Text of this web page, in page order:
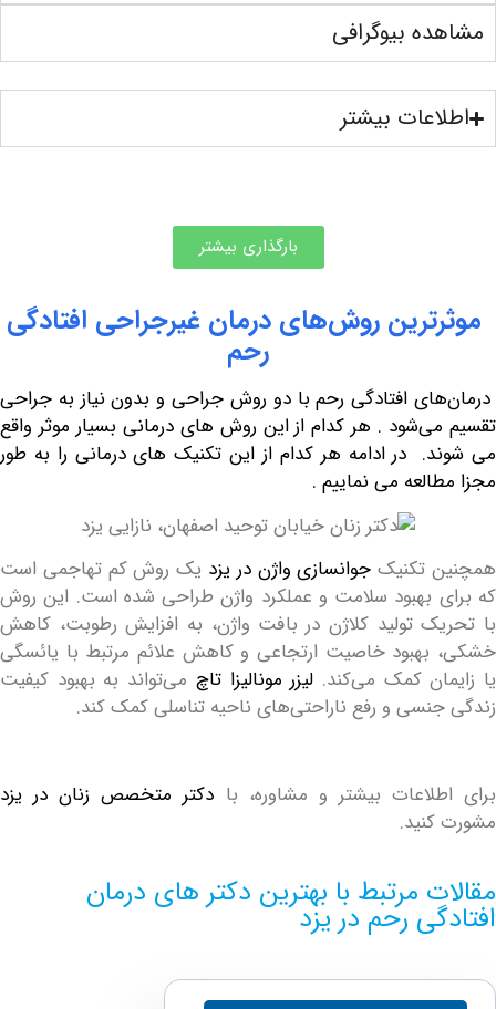
بیوگرافی
بیشتر
بارگذاری بیشتر
روش‌های درمان غیرجراحی افتادگی
افتادگی رحم با دو روش جراحی و بدون نیاز به جراحی
. هر کدام از این روش های درمانی بسیار موثر واقع
در ادامه هر کدام از این تکنیک های درمانی را به طور
می نماییم .
تکنیک جوانسازی واژن در یزدیک روش کم تهاجمی است
بهبود سلامت و عملکرد واژن طراحی شده است. این روش
تولید کلاژن در بافت واژن، به افزایش رطوبت، کاهش
خاصیت ارتجاعی و کاهش علائم مرتبط با یائسگی
کمک می‌کند.لیزر مونالیزا تاچمی‌تواند به بهبود کیفیت
و رفع ناراحتی‌های ناحیه تناسلی کمک کند.
بیشتر و مشاوره، بادکتر متخصص زنان در یزد
مرتبط با بهترین دکتر های درمان
رحم در یزد